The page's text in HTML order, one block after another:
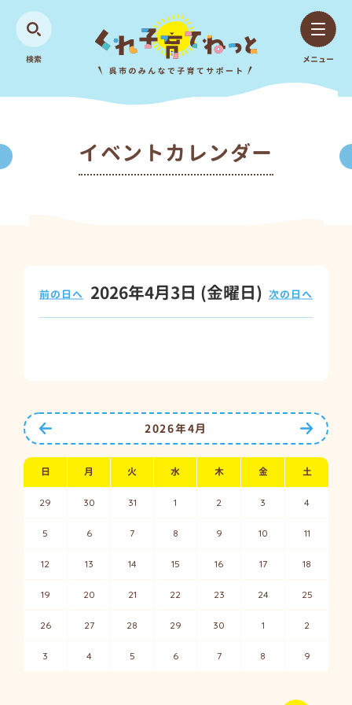
検索 メニュー
イベントカレンダー
2026年4月3日 (金曜日)
前の日へ 次の日へ
次の月
2026年4月
日 月 火 水 木 金 土
29 30 31 1 2 3 4
5 6 7 8 9 10 11
12 13 14 15 16 17 18
19 20 21 22 23 24 25
26 27 28 29 30 1 2
3 4 5 6 7 8 9